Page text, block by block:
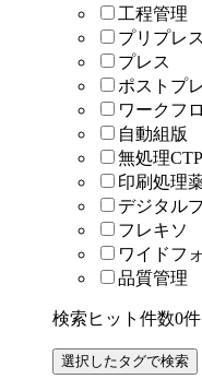
工程管理
プリプレス
プレス
ポストプ
ワークフ
自動組版
無処理
印刷処理
デジタル
フレキソ
ワイドフ
品質管理
検索ヒット件数0件